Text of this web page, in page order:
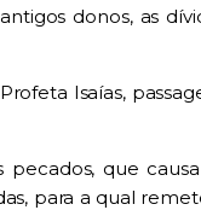
donos, as
Isaías,
que
para a qual